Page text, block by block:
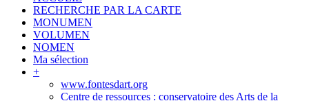
RECHERCHE PAR LA CARTE
MONUMEN
VOLUMEN
NOMEN
Ma sélection
+
www.fontesdart.org
Centre de ressources : conservatoire des Arts de la